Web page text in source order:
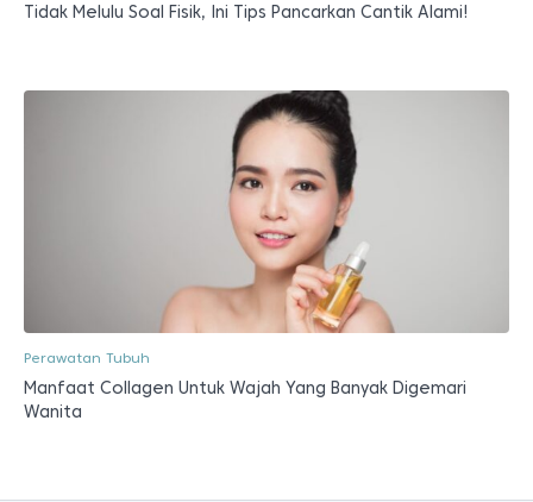
Tidak Melulu Soal Fisik, Ini Tips Pancarkan Cantik Alami!
Perawatan Tubuh
Manfaat Collagen Untuk Wajah Yang Banyak Digemari
Wanita